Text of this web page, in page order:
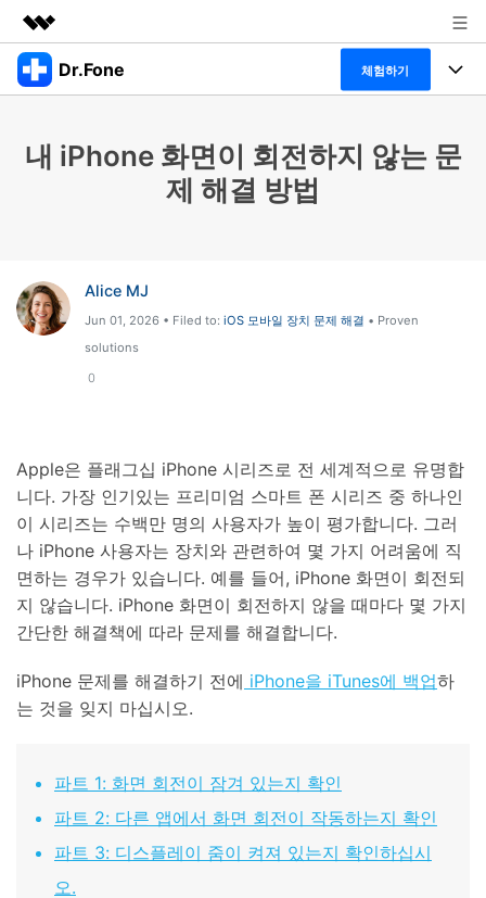
주요 제품
유틸리티
개요
플랜 및 가격
도움말 센터
Dr.Fone 체험하기
특징
모바일
온라인
닥터폰 하이라이트 살펴보기
사용 방법은 무엇입니까?
고객 지원 센터
리소스
다운로드 센터
리소스 허브
3,000개 이상의 사용 가이드, 전문가 팁 및 최
신 모바일 소식을 확인하세요.
사용 가이드
고객 지원
🔓️온라인 잠금 해제
무료 다운로드 로그인
검색하기
내 iPhone 화면이 회전하지 않는 문
제 해결 방법
Alice MJ
Jun 01, 2026 • Filed to: iOS 모바일 장치 문제 해결 • Proven
solutions
0
Apple은 플래그십 iPhone 시리즈로 전 세계적으로 유명합
니다. 가장 인기있는 프리미엄 스마트 폰 시리즈 중 하나인
이 시리즈는 수백만 명의 사용자가 높이 평가합니다. 그러
나 iPhone 사용자는 장치와 관련하여 몇 가지 어려움에 직
면하는 경우가 있습니다. 예를 들어, iPhone 화면이 회전되
지 않습니다. iPhone 화면이 회전하지 않을 때마다 몇 가지
간단한 해결책에 따라 문제를 해결합니다.
iPhone 문제를 해결하기 전에 iPhone을 iTunes에 백업하
는 것을 잊지 마십시오.
파트 1: 화면 회전이 잠겨 있는지 확인
파트 2: 다른 앱에서 화면 회전이 작동하는지 확인
파트 3: 디스플레이 줌이 켜져 있는지 확인하십시
오.